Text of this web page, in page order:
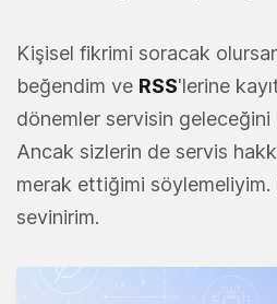
Kişisel fikrimi soracak
beğendim ve RSS'lerine
dönemler servisin
Ancak sizlerin de servis
merak ettiğimi söylemeliyim.
sevinirim.